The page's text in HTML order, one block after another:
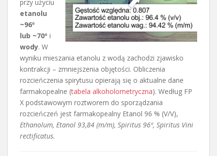
przy użyciu
etanolu
~96º
lub ~70º i
wody. W
wyniku mieszania etanolu z wodą zachodzi zjawisko
kontrakcji – zmniejszenia objętości. Obliczenia
rozcieńczenia spirytusu opierają się o aktualne dane
farmakopealne (tabela alkoholometryczna). Według FP
X podstawowym roztworem do sporządzania
rozcieńczeń jest farmakopealny Etanol 96 % (V/V),
Ethanolum, Etanol 93,84 (m/m), Spiritus 96º, Spiritus Vini
rectificatus.